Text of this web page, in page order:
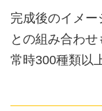
完成後のイメ
との組み合わせ
常時300種類以